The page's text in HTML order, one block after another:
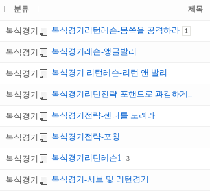
분류 제목
복식경기 복식경기리턴레슨-몸쪽을 공격하라 1
복식경기 복식경기레슨-앵글발리
복식경기 복식경기 리턴레슨-리턴 앤 발리
복식경기 복식경기리턴전략-포핸드로 과감하게..
복식경기 복식경기전략-센터를 노려라
복식경기 복식경기전략-포칭
복식경기 복식경기리턴레슨1 3
복식경기 복식경기-서브 및 리턴경기